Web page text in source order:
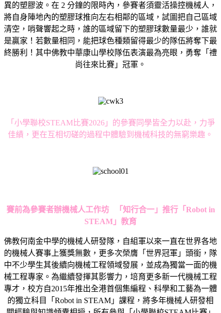
異的塑膠波。在 2 分鐘的限時內，參賽者須靈活操控機械人，
將自身陣地內的塑膠球推向左右相鄰的區域，試圖把自己區域
清空，哨聲響起之時，誰的區域留下的塑膠球數量最少，誰就
是贏家！若數量相同，能把球色種類留得最少的隊伍將奪下最
終勝利！其中佛教中華康山學校隊伍表演最為亮眼，勇奪「禮
尚往來比賽」冠軍。
「小學聯校STEAM比賽2026」的參賽同學皆全力以赴，力爭
佳績，更在互相切磋的過程中體驗到機械科技的無窮樂趣。
賽前為參賽者辦機械人工作坊 「知行合一」推行「Robot in
STEAM 」教育
佛教何南金中學的機械人研發隊，自組軍以來一直在世界各地
的機械人賽事上獲獎無數，更多次榮膺「世界冠軍」頭銜，隊
中不少學生其後續向機械工程領域發展，並成為獨當一面的機
械工程專家。為繼續發揮其影響力，培育更多新一代機械工程
專才，校方自2015年推出全港首個集編程、科學和工藝為一體
的獨立科目「Robot in STEAM」課程，將多年機械人研發相